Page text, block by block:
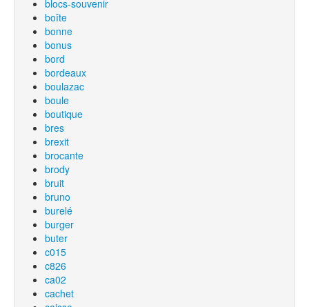
blocs-souvenir
boîte
bonne
bonus
bord
bordeaux
boulazac
boule
boutique
bres
brexit
brocante
brody
bruit
bruno
burelé
burger
buter
c015
c826
ca02
cachet